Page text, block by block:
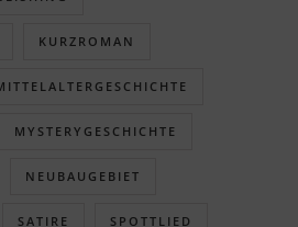
KURZROMAN
MYSTERYGESCHICHTE
NEUBAUGEBIET
SATIRE SPOTTLIED